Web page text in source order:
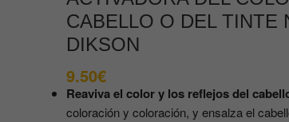
CABELLO O DEL TINTE
DIKSON
9.50€
Reaviva el color y los reflejos del
coloración y coloración, y ensalza el